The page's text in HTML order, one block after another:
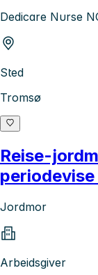
Dedicare Nurse
Sted
Tromsø
Reise-
Jordmor
Arbeidsgiver